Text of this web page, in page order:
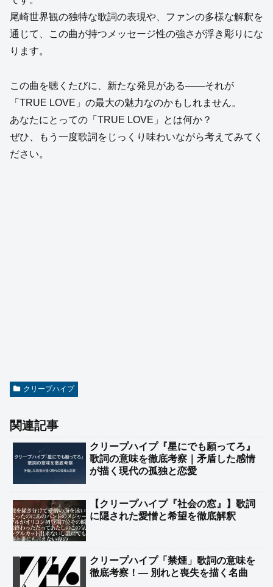
尾崎世界観の独特な歌詞の表現や、ファンの多様な解釈を
通じて、この曲が持つメッセージ性の強さが浮き彫りにな
ります。
この曲を聴くたびに、新たな発見がある——それが
「TRUE LOVE」の最大の魅力なのかもしれません。
あなたにとっての「TRUE LOVE」とは何か？
ぜひ、もう一度歌詞をじっくり味わいながら考えてみてく
ださい。
クリープハイプ
関連記事
クリープハイプ『星にでも願ってろ』
歌詞の意味を徹底考察｜矛盾した感情
が描く現代の孤独と恋愛
【クリープハイプ『社会の窓』】歌詞
に隠された愛憎と希望を徹底解釈
クリープハイプ「禁煙」歌詞の意味を
徹底考察！— 別れと喪失を描く名曲